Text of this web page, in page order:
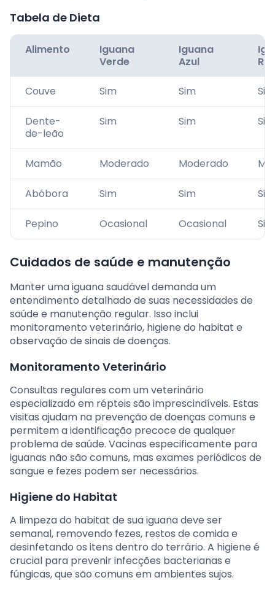
Tabela de Dieta
Alimento
Iguana
Verde
Iguana
Azul
Couve Sim Sim Sim
Dente-
de-leão
Sim Sim Sim
Mamão Moderado Moderado
Abóbora Sim Sim Sim
Pepino Ocasional Ocasional Sim
Cuidados de saúde e manutenção
Manter uma iguana saudável demanda um
entendimento detalhado de suas necessidades de
saúde e manutenção regular. Isso inclui
monitoramento veterinário, higiene do habitat e
observação de sinais de doenças.
Monitoramento Veterinário
Consultas regulares com um veterinário
especializado em répteis são imprescindíveis. Estas
visitas ajudam na prevenção de doenças comuns e
permitem a identificação precoce de qualquer
problema de saúde. Vacinas especificamente para
iguanas não são comuns, mas exames periódicos de
sangue e fezes podem ser necessários.
Higiene do Habitat
A limpeza do habitat de sua iguana deve ser
semanal, removendo fezes, restos de comida e
desinfetando os itens dentro do terrário. A higiene é
crucial para prevenir infecções bacterianas e
fúngicas, que são comuns em ambientes sujos.